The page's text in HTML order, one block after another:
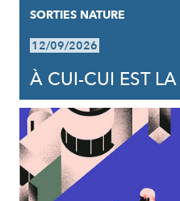
SORTIES NATURE
12/09/2026
À CUI-CUI EST